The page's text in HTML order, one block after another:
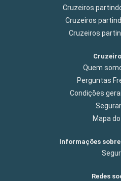
Cruzeiros
Cruzeiros
Cruzeiros
Quem
Perguntas
Condições
Mapa
Informações
Redes